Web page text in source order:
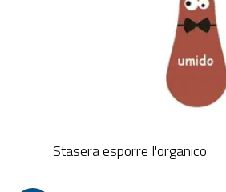
Stasera esporre l'organico